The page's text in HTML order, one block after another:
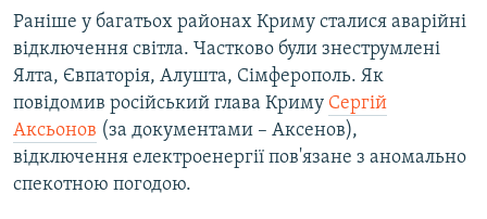
Раніше у багатьох районах Криму сталися аварійні
відключення світла. Частково були знеструмлені
Ялта, Євпаторія, Алушта, Сімферополь. Як
повідомив російський глава Криму Сергій
Аксьонов (за документами – Аксенов),
відключення електроенергії пов'язане з аномально
спекотною погодою.